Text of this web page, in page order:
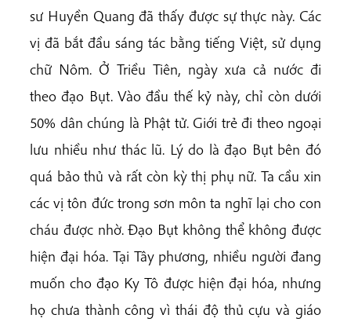
sư Huyền Quang đã thấy được sự thực này. Các
vị đã bắt đầu sáng tác bằng tiếng Việt, sử dụng
chữ Nôm. Ở Triều Tiên, ngày xưa cả nước đi
theo đạo Bụt. Vào đầu thế kỷ này, chỉ còn dưới
50% dân chúng là Phật tử. Giới trẻ đi theo ngoại
lưu nhiều như thác lũ. Lý do là đạo Bụt bên đó
quá bảo thủ và rất còn kỳ thị phụ nữ. Ta cầu xin
các vị tôn đức trong sơn môn ta nghĩ lại cho con
cháu được nhờ. Đạo Bụt không thể không được
hiện đại hóa. Tại Tây phương, nhiều người đang
muốn cho đạo Ky Tô được hiện đại hóa, nhưng
họ chưa thành công vì thái độ thủ cựu và giáo